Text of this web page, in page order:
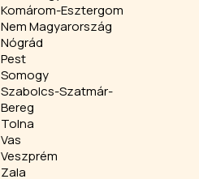
Komárom-Esztergom
Nem Magyarország
Nógrád
Pest
Somogy
Szabolcs-Szatmár-
Bereg
Tolna
Vas
Veszprém
Zala